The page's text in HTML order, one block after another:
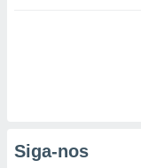
Siga-nos